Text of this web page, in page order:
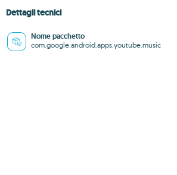
Dettagli tecnici
Nome pacchetto
com.google.android.apps.youtube.music